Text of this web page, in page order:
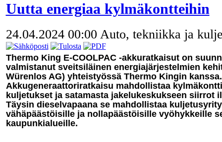
Uutta energiaa kylmäkontteihin
24.04.2024 00:00 Auto, tekniikka ja
Thermo King E-COOLPAC -akkuratkaisut on
valmistanut sveitsiläinen energiajärjestelmien
Würenlos AG) yhteistyössä Thermo Kingin kanssa.
Akkugeneraattoriratkaisu mahdollistaa
kuljetukset ja satamasta jakelukeskukseen siirrot
Täysin dieselvapaana se mahdollistaa
vähäpäästöisille ja nollapäästöisille vyöhykkeille
kaupunkialueille.